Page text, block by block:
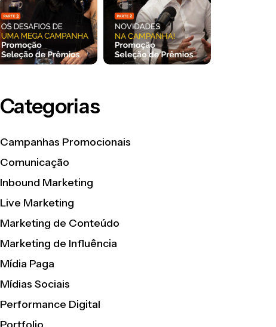
Categorias
Campanhas Promocionais
Comunicação
Inbound Marketing
Live Marketing
Marketing de Conteúdo
Marketing de Influência
Mídia Paga
Mídias Sociais
Performance Digital